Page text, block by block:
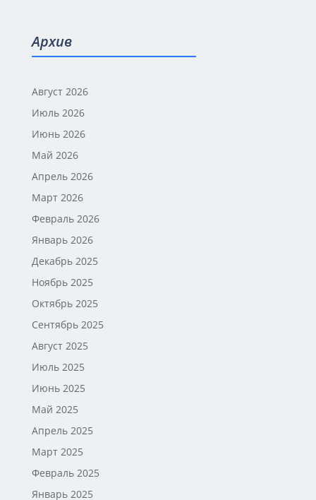
Архив
Август 2026
Июль 2026
Июнь 2026
Май 2026
Апрель 2026
Март 2026
Февраль 2026
Январь 2026
Декабрь 2025
Ноябрь 2025
Октябрь 2025
Сентябрь 2025
Август 2025
Июль 2025
Июнь 2025
Май 2025
Апрель 2025
Март 2025
Февраль 2025
Январь 2025